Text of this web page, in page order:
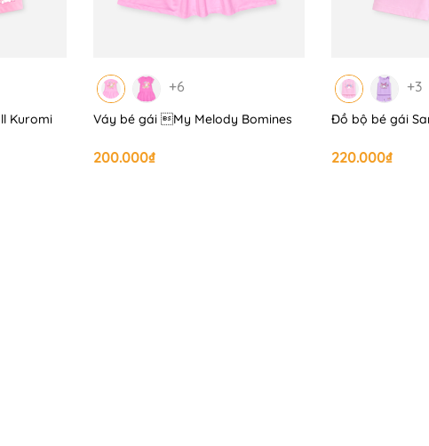
bé sử dụng an toàn. Nên nếu có thắc mắc hoặc cần hỗ trợ mẹ
Kuromi
+6
Váy bé gái My Melody Bomines
200.000₫
+3
Đồ bộ bé gái
220.000₫